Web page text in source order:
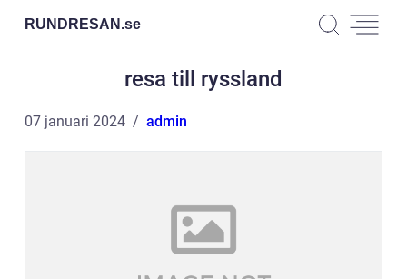
RUNDRESAN.se
resa till ryssland
07 januari 2024 admin